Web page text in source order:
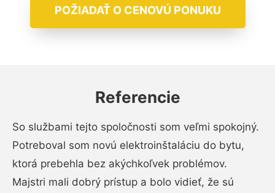
POŽIADAŤ O CENOVÚ PONUKU
Referencie
So službami tejto spoločnosti som veľmi spokojný.
Potreboval som novú elektroinštaláciu do bytu,
ktorá prebehla bez akýchkoľvek problémov.
Majstri mali dobrý prístup a bolo vidieť, že sú